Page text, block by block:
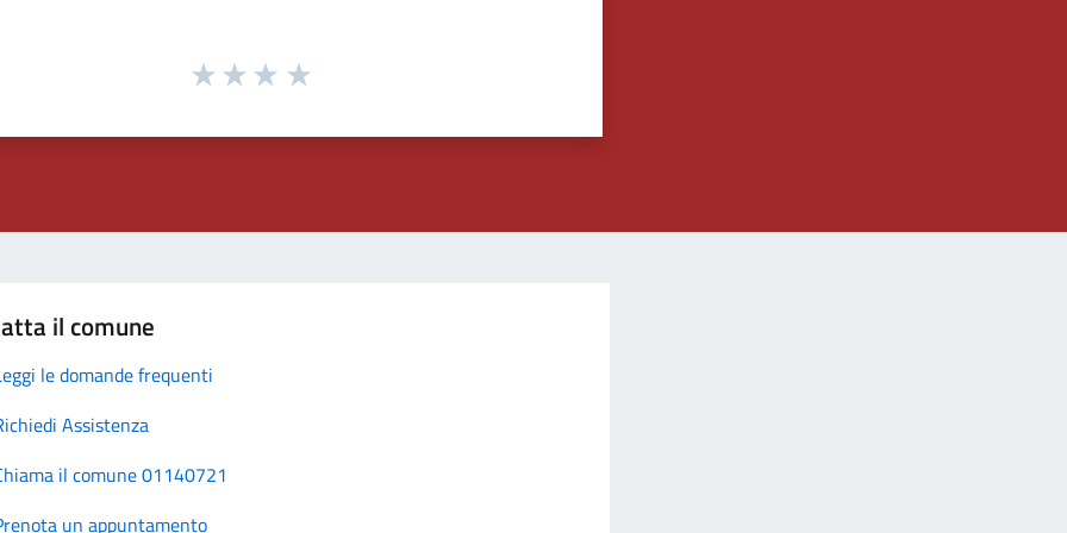
il comune
le domande frequenti
Assistenza
il comune 01140721
un appuntamento